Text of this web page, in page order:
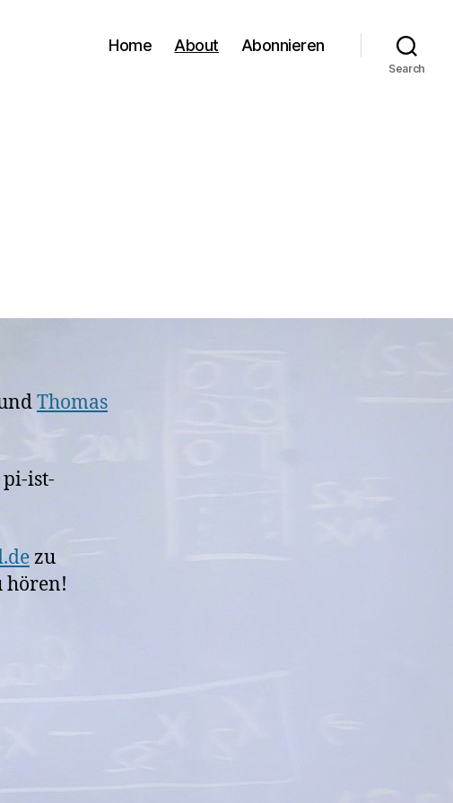
Home About Abonnieren
Search
Thomas
pi-ist-
zu
hören!